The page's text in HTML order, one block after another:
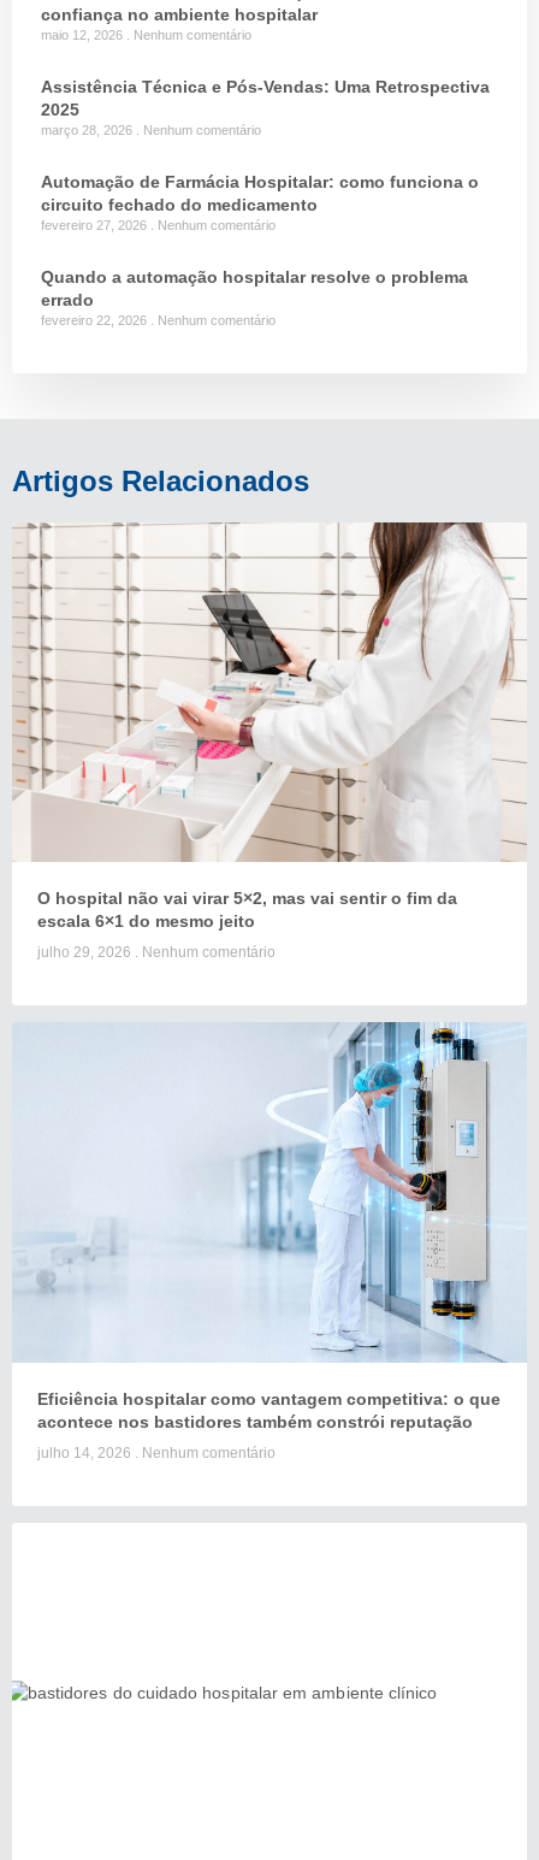
confiança no ambiente hospitalar
maio 12, 2026 Nenhum comentário
Assistência Técnica e Pós-Vendas: Uma Retrospectiva
2025
março 28, 2026 Nenhum comentário
Automação de Farmácia Hospitalar: como funciona o
circuito fechado do medicamento
fevereiro 27, 2026 Nenhum comentário
Quando a automação hospitalar resolve o problema
errado
fevereiro 22, 2026 Nenhum comentário
Artigos Relacionados
O hospital não vai virar 5×2, mas vai sentir o fim da
escala 6×1 do mesmo jeito
julho 29, 2026 Nenhum comentário
Eficiência hospitalar como vantagem competitiva: o que
acontece nos bastidores também constrói reputação
julho 14, 2026 Nenhum comentário